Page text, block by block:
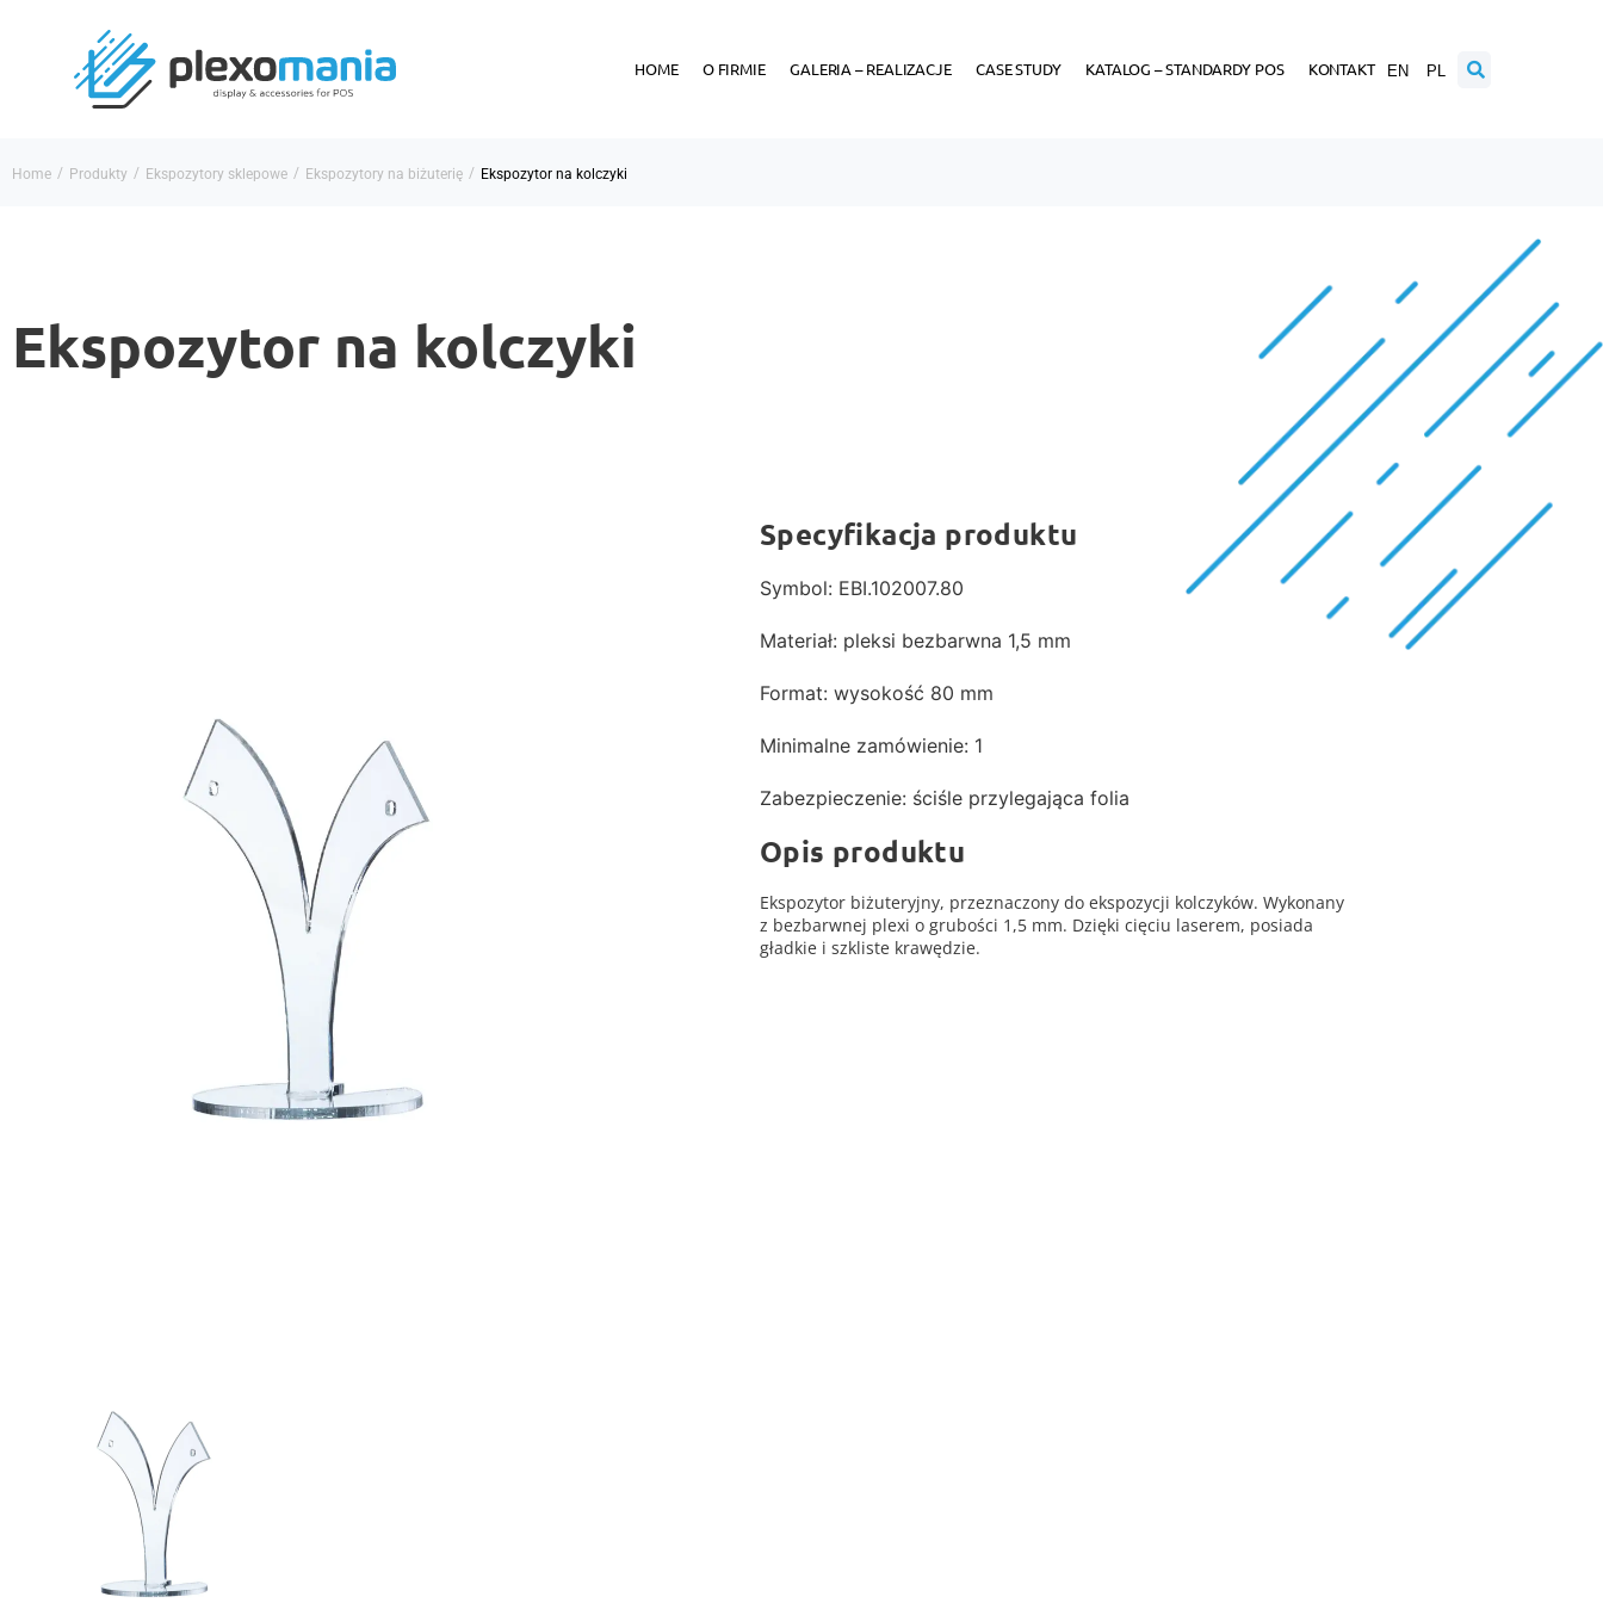
HOME O FIRMIE GALERIA – REALIZACJE CASE STUDY KATALOG – STANDARDY POS KONTAKT EN PL
Home / Produkty / Ekspozytory sklepowe / Ekspozytory na biżuterię / Ekspozytor na kolczyki
Ekspozytor na kolczyki
Specyfikacja produktu
Symbol: EBI.102007.80
Materiał: pleksi bezbarwna 1,5 mm
Format: wysokość 80 mm
Minimalne zamówienie: 1
Zabezpieczenie: ściśle przylegająca folia
Opis produktu
Ekspozytor biżuteryjny, przeznaczony do ekspozycji kolczyków. Wykonany
z bezbarwnej plexi o grubości 1,5 mm. Dzięki cięciu laserem, posiada
gładkie i szkliste krawędzie.